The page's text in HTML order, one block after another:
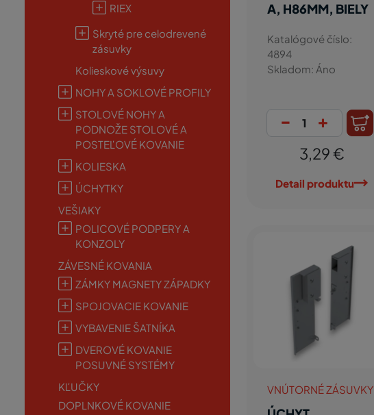
RIEX
Skryté pre celodrevené
zásuvky
Kolieskové výsuvy
NOHY A SOKLOVÉ PROFILY
STOLOVÉ NOHY A
PODNOŽE STOLOVÉ A
POSTEĽOVÉ KOVANIE
KOLIESKA
ÚCHYTKY
VEŠIAKY
POLICOVÉ PODPERY A
KONZOLY
ZÁVESNÉ KOVANIA
ZÁMKY MAGNETY ZÁPADKY
SPOJOVACIE KOVANIE
VYBAVENIE ŠATNÍKA
DVEROVÉ KOVANIE
POSUVNÉ SYSTÉMY
KĽUČKY
DOPLNKOVÉ KOVANIE
A, H86MM, BIELY
Katalógové číslo:
4894
Skladom: Áno
- +
3,29 €
Detail produktu
VNÚTORNÉ ZÁSUVKY